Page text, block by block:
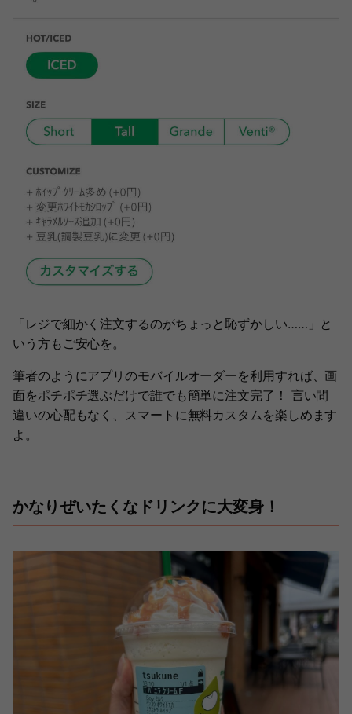
「レジで細かく注文するのがちょっと恥ずかしい……」と
いう方もご安心を。
筆者のようにアプリのモバイルオーダーを利用すれば、画
面をポチポチ選ぶだけで誰でも簡単に注文完了！ 言い間
違いの心配もなく、スマートに無料カスタムを楽しめます
よ。
かなりぜいたくなドリンクに大変身！